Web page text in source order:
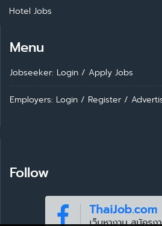
Hotel Jobs
Menu
Jobseeker: Login / Apply Jobs
Employers: Login / Register /
Follow